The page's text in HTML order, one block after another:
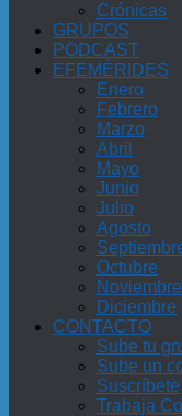
Crónicas
GRUPOS
PODCAST
EFEMÉRIDES
Enero
Febrero
Marzo
Abril
Mayo
Junio
Julio
Agosto
Octubre
Noviembre
Diciembre
CONTACTO
Sube tu
Sube un
Suscríbete
Trabaja